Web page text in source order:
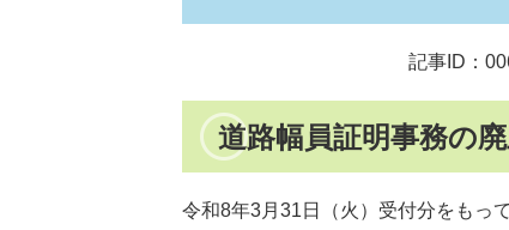
記事ID：
道路幅員証明事務の
令和8年3月31日（火）受付分をもっ